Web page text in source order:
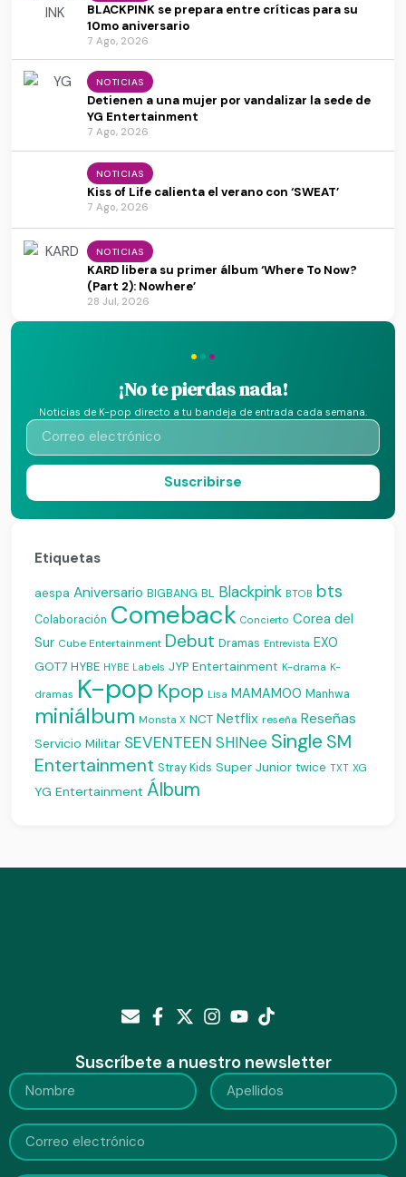
BLACKPINK se prepara entre críticas para su
10mo aniversario
7 Ago, 2026
NOTICIAS
Detienen a una mujer por vandalizar la sede de
YG Entertainment
7 Ago, 2026
NOTICIAS
Kiss of Life calienta el verano con ‘SWEAT’
7 Ago, 2026
NOTICIAS
KARD libera su primer álbum ‘Where To Now?
(Part 2): Nowhere’
28 Jul, 2026
···
¡No te pierdas nada!
Noticias de K-pop directo a tu bandeja de entrada cada semana.
Suscribirse
Etiquetas
aespa Aniversario BIGBANG BL Blackpink BTOB bts
Colaboración Comeback Concierto Corea del
Sur Cube Entertainment Debut Dramas Entrevista EXO
GOT7 HYBE HYBE Labels JYP Entertainment K-drama K-
dramas K-pop Kpop Lisa MAMAMOO Manhwa
miniálbum Monsta X NCT Netflix reseña Reseñas
Servicio Militar SEVENTEEN SHINee Single SM
Entertainment Stray Kids Super Junior twice TXT XG
YG Entertainment Álbum
Suscríbete a nuestro newsletter